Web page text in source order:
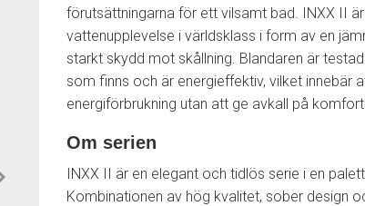
förutsättningarna för ett vilsamt bad. INXX II
vattenupplevelse i världsklass i form av en
starkt skydd mot skållning. Blandaren är
som finns och är energieffektiv, vilket innebär
energiförbrukning utan att ge avkall på
Om serien
INXX II är en elegant och tidlös serie i en
Kombinationen av hög kvalitet, sober design